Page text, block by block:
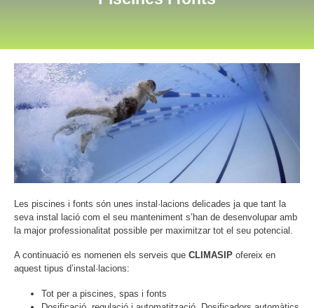
Les piscines i fonts són unes instal·lacions delicades ja que tant la
seva instal lació com el seu manteniment s’han de desenvolupar amb
la major professionalitat possible per maximitzar tot el seu potencial.
A continuació es nomenen els serveis que CLIMASIP ofereix en
aquest tipus d’instal·lacions:
Tot per a piscines, spas i fonts